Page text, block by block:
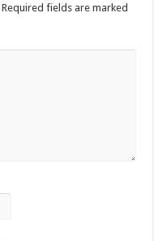
Required fields are marked